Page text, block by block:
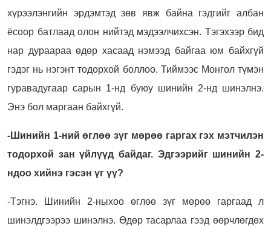
хүрээлэнгийн эрдэмтэд зөв явж байна гэдгийг албан
ёсоор батлаад олон нийтэд мэдээлчихсэн. Тэгэхээр бид
нар дураараа өдөр хасаад нэмээд байгаа юм байхгүй
гэдэг нь нэгэнт тодорхой боллоо. Тиймээс Монгол түмэн
гуравадугаар сарын 1-нд буюу шинийн 2-нд шинэлнэ.
Энэ бол маргаан байхгүй.
-Шинийн 1-ний өглөө зүг мөрөө гаргах гэх мэтчилэн
тодорхой зан үйлүүд байдаг. Эдгээрийг шинийн 2-
ндоо хийнэ гэсэн үг үү?
-Тэгнэ. Шинийн 2-ныхоо өглөө зүг мөрөө гаргаад л
шинэлдгээрээ шинэлнэ. Өдөр тасарлаа гээд өөрчлөгдөх